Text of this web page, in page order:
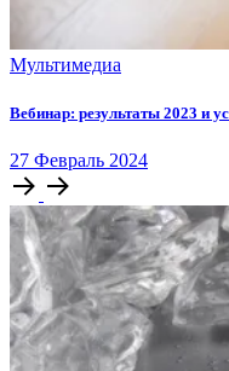
Мультимедиа
Вебинар: результаты 2023 и
27 Февраль 2024